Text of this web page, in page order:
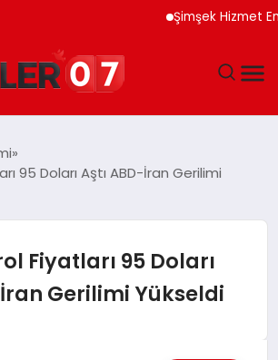
Şimşek Hizmet
95 Doları Aştı ABD-İran Gerilimi
Fiyatları 95 Doları
Gerilimi Yükseldi